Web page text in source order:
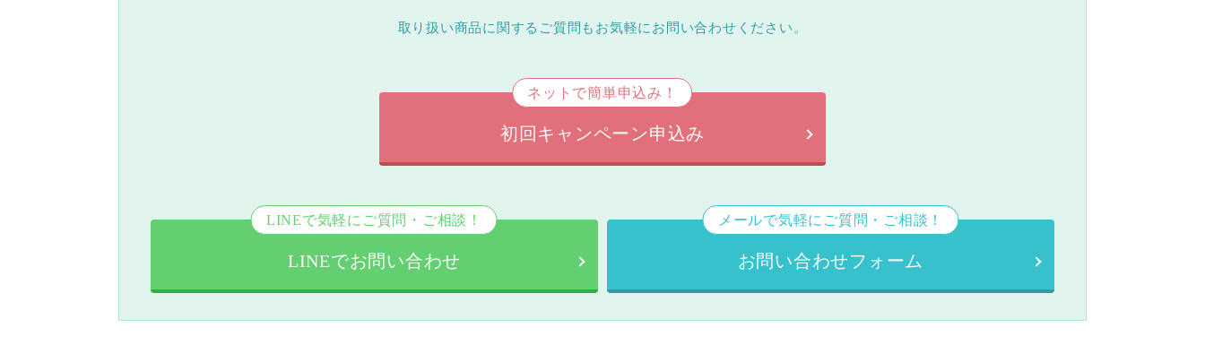
取り扱い商品に関するご質問もお気軽にお問い合わせください。
ネットで簡単申込み！
初回キャンペーン申込み
LINEで気軽にご質問・ご相談！
LINEでお問い合わせ
メールで気軽にご質問・ご相談！
お問い合わせフォーム